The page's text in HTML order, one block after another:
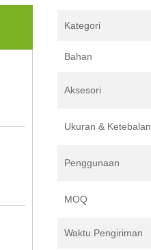
Kategori
Bahan
Aksesori
Ukuran & Ketebalan
Penggunaan
MOQ
Waktu Pengiriman